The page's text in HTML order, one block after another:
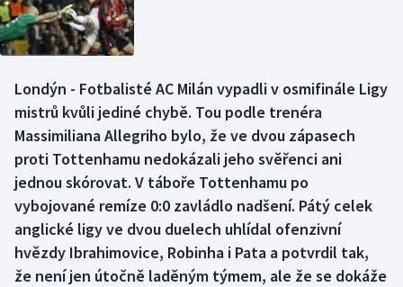
Biatlon
Boby a skeleton
Box
Curling
Dostihy
Florbal
Futsal
Aplikace ČT sport
AZ kvíz
Londýn - Fotbalisté AC Milán vypadli v osmifinále Ligy
mistrů kvůli jediné chybě. Tou podle trenéra
Massimiliana Allegriho bylo, že ve dvou zápasech
proti Tottenhamu nedokázali jeho svěřenci ani
jednou skórovat. V táboře Tottenhamu po
vybojované remíze 0:0 zavládlo nadšení. Pátý celek
anglické ligy ve dvou duelech uhlídal ofenzivní
hvězdy Ibrahimovice, Robinha i Pata a potvrdil tak,
že není jen útočně laděným týmem, ale že se dokáže